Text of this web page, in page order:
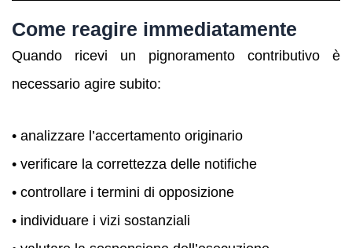
Come reagire immediatamente
Quando ricevi un pignoramento contributivo è
necessario agire subito:
• analizzare l’accertamento originario
• verificare la correttezza delle notifiche
• controllare i termini di opposizione
• individuare i vizi sostanziali